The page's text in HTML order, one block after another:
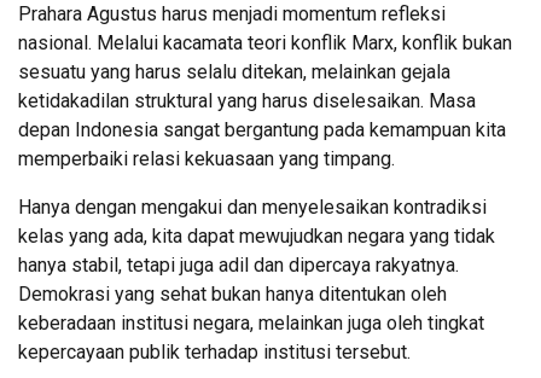
Prahara Agustus harus menjadi momentum refleksi
nasional. Melalui kacamata teori konflik Marx, konflik bukan
sesuatu yang harus selalu ditekan, melainkan gejala
ketidakadilan struktural yang harus diselesaikan. Masa
depan Indonesia sangat bergantung pada kemampuan kita
memperbaiki relasi kekuasaan yang timpang.
Hanya dengan mengakui dan menyelesaikan kontradiksi
kelas yang ada, kita dapat mewujudkan negara yang tidak
hanya stabil, tetapi juga adil dan dipercaya rakyatnya.
Demokrasi yang sehat bukan hanya ditentukan oleh
keberadaan institusi negara, melainkan juga oleh tingkat
kepercayaan publik terhadap institusi tersebut.